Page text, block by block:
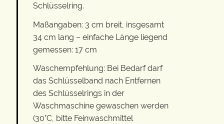
Schlüsselring.
Maßangaben: 3 cm breit, insgesamt
34 cm lang – einfache Länge liegend
gemessen: 17 cm
Waschempfehlung: Bei Bedarf darf
das Schlüsselband nach Entfernen
des Schlüsselrings in der
Waschmaschine gewaschen werden
(30°C, bitte Feinwaschmittel